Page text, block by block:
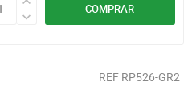
COMPRAR
REF RP526-GR2